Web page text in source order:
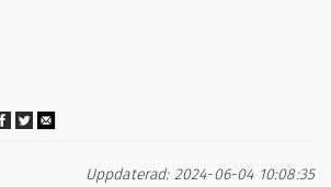
Uppdaterad: 2024-06-04 10:08:35